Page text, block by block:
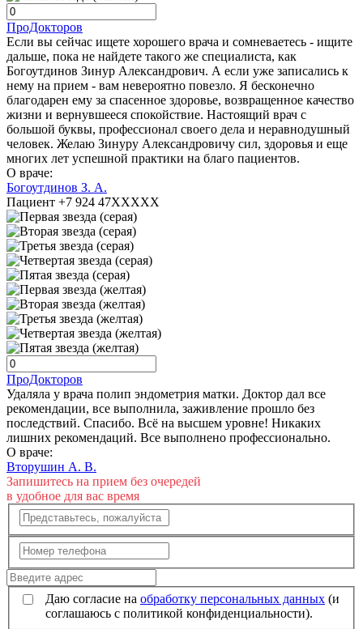
ПроДокторов
Если вы сейчас ищете хорошего врача и сомневаетесь - ищите
дальше, пока не найдете такого же специалиста, как
Богоутдинов Зинур Александрович. А если уже записались к
нему на прием - вам невероятно повезло. Я бесконечно
благодарен ему за спасенное здоровье, возвращенное качество
жизни и вернувшееся спокойствие. Настоящий врач с
большой буквы, профессионал своего дела и неравнодушный
человек. Желаю Зинуру Александровичу сил, здоровья и еще
многих лет успешной практики на благо пациентов.
О враче:
Богоутдинов З. А.
Пациент +7 924 47XXXXX
ПроДокторов
Удаляла у врача полип эндометрия матки. Доктор дал все
рекомендации, все выполнила, заживление прошло без
последствий. Спасибо. Всё на высшем уровне! Никаких
лишних рекомендаций. Все выполнено профессионально.
О враче:
Вторушин А. В.
Запишитесь на прием без очередей
в удобное для вас время
Даю согласие на обработку персональных данных (и
соглашаюсь с политикой конфиденциальности).